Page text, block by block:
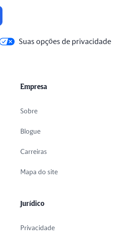
Suas opções de privacidade
Empresa
Sobre
Blogue
Carreiras
Mapa do site
Jurídico
Privacidade